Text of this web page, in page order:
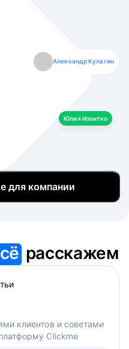
Александр Кулагин
Юлия Изоитко
Даниил Макаров
Екатерина Лазаренко
Борис Кашко
Юлия Изоитко
для компании
расскажем
клиентов и советами
Clickme